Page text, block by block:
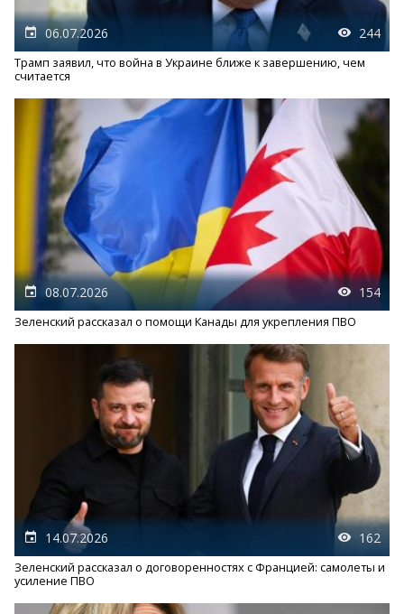
06.07.2026 244
Трамп заявил, что война в Украине ближе к завершению, чем
считается
08.07.2026 154
Зеленский рассказал о помощи Канады для укрепления ПВО
14.07.2026 162
Зеленский рассказал о договоренностях с Францией: самолеты и
усиление ПВО